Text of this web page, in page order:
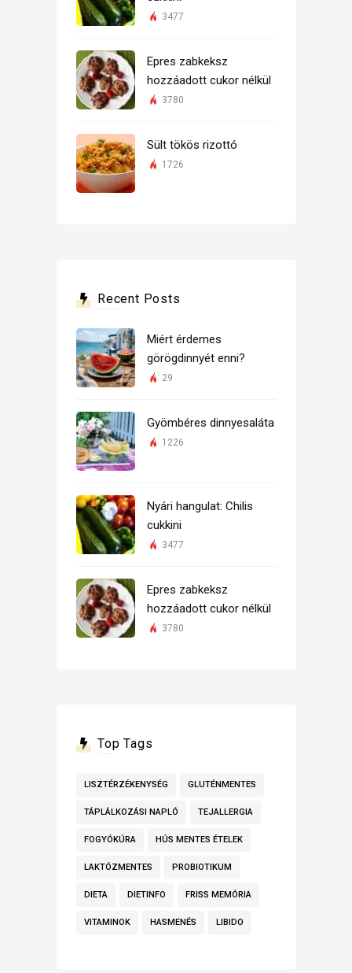
3477
Epres zabkeksz
hozzáadott cukor nélkül
3780
Sült tökös rizottó
1726
Recent Posts
Miért érdemes
görögdinnyét enni?
29
Gyömbéres dinnyesaláta
1226
Nyári hangulat: Chilis
cukkini
3477
Epres zabkeksz
hozzáadott cukor nélkül
3780
Top Tags
LISZTÉRZÉKENYSÉG GLUTÉNMENTES
TÁPLÁLKOZÁSI NAPLÓ TEJALLERGIA
FOGYÓKÚRA HÚS MENTES ÉTELEK
LAKTÓZMENTES PROBIOTIKUM
DIETA DIETINFO FRISS MEMÓRIA
VITAMINOK HASMENÉS LIBIDO